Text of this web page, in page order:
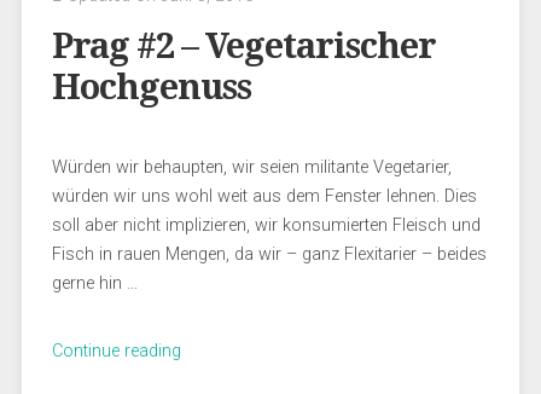
Prag #2 – Vegetarischer
Hochgenuss
Würden wir behaupten, wir seien militante Vegetarier,
würden wir uns wohl weit aus dem Fenster lehnen. Dies
soll aber nicht implizieren, wir konsumierten Fleisch und
Fisch in rauen Mengen, da wir – ganz Flexitarier – beides
gerne hin …
Continue reading„Prag